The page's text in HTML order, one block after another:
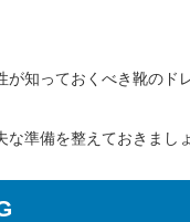
知っておくべき靴のド
準備を整えておきましょ